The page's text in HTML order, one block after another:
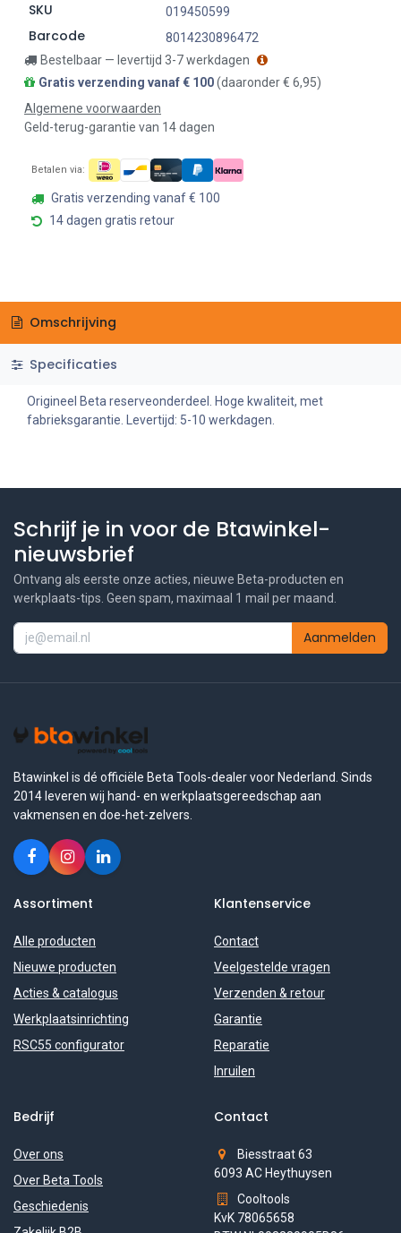
SKU 019450599
Barcode
8014230896472
Bestelbaar — levertijd 3-7 werkdagen
Gratis verzending vanaf € 100(daaronder € 6,95)
Algemene voorwaarden
Geld-terug-garantie van 14 dagen
Betalen via:
Gratis verzending vanaf € 100
14 dagen gratis retour
Omschrijving
Specificaties
Origineel Beta reserveonderdeel. Hoge kwaliteit, met
fabrieksgarantie. Levertijd: 5-10 werkdagen.
Schrijf je in voor de Btawinkel-
nieuwsbrief
Ontvang als eerste onze acties, nieuwe Beta-producten en
werkplaats-tips. Geen spam, maximaal 1 mail per maand.
Aanmelden
Btawinkel is dé officiële Beta Tools-dealer voor Nederland. Sinds
2014 leveren wij hand- en werkplaatsgereedschap aan
vakmensen en doe-het-zelvers.
Assortiment
Alle producten
Nieuwe producten
Acties & catalogus
Werkplaatsinrichting
RSC55 configurator
Klantenservice
Contact
Veelgestelde vragen
Verzenden & retour
Garantie
Reparatie
Inruilen
Bedrijf
Over ons
Over Beta Tools
Geschiedenis
Contact
Biesstraat 63
6093 AC Heythuysen
Cooltools
KvK 78065658